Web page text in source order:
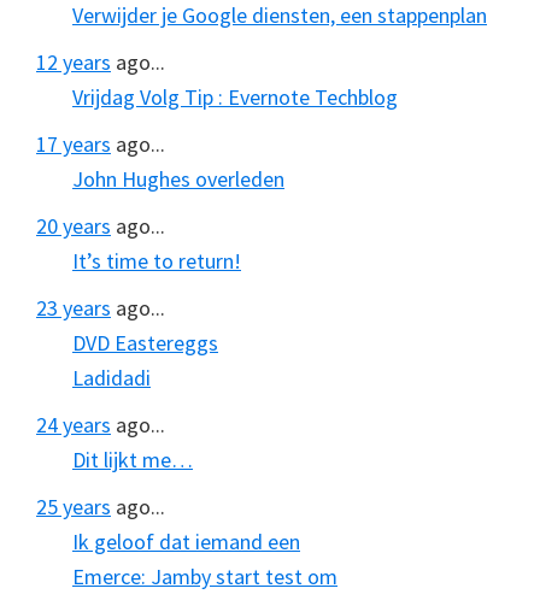
Verwijder je Google diensten, een stappenplan
12 years ago...
Vrijdag Volg Tip : Evernote Techblog
17 years ago...
John Hughes overleden
20 years ago...
It’s time to return!
23 years ago...
DVD Eastereggs
Ladidadi
24 years ago...
Dit lijkt me…
25 years ago...
Ik geloof dat iemand een
Emerce: Jamby start test om